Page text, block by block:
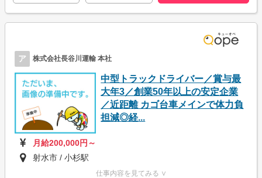
ア 株式会社長谷川運輸 本社
中型トラックドライバー／賞与最
大年3／創業50年以上の安定企業
／近距離 カゴ台車メインで体力負
担減◎経...
月給200,000円～
射水市 / 小杉駅
仕事内容を見てみる ∨